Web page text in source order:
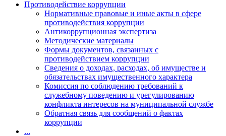
Противодействие коррупции
Нормативные правовые и иные акты в сфере
противодействия коррупции
Антикоррупционная экспертиза
Методические материалы
Формы документов, связанных с
противодействием коррупции
Сведения о доходах, расходах, об имуществе и
обязательствах имущественного характера
Комиссия по соблюдению требований к
служебному поведению и урегулированию
конфликта интересов на муниципальной службе
Обратная связь для сообщений о фактах
коррупции
...